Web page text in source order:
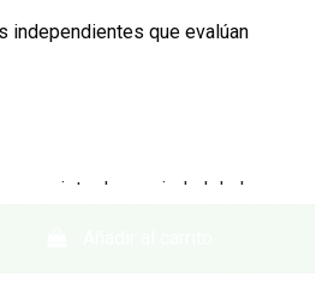
independientes que evalúan
registrada propiedad de Lecom
© 2012-2026. España. Todos los
CIF: B65890642.